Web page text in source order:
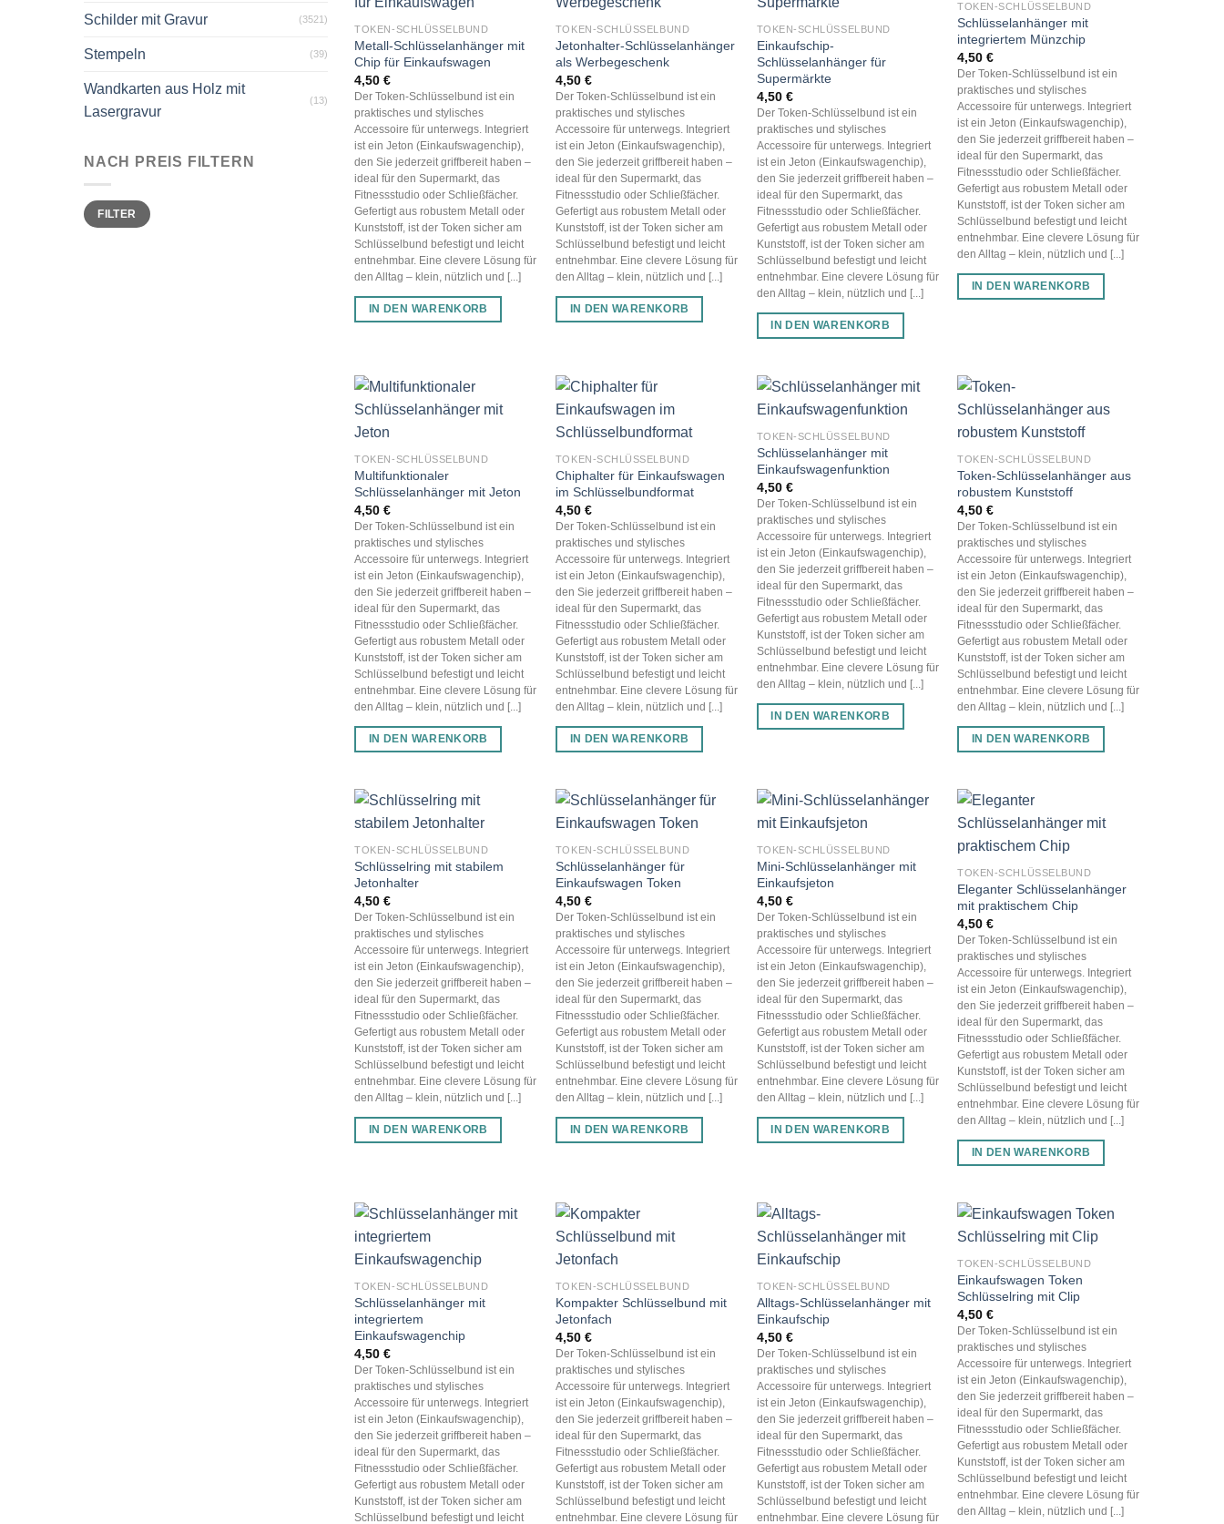
Schilder mit Gravur (3521)
Stempeln (39)
Wandkarten aus Holz mit
Lasergravur
(13)
NACH PREIS FILTERN
Min.
Preis
Max.
PreisFILTER
TOKEN-SCHLÜSSELBUND
Metall-Schlüsselanhänger mit
Chip für Einkaufswagen
4,50€
Der Token-Schlüsselbund ist ein
praktisches und stylisches
Accessoire für unterwegs. Integriert
ist ein Jeton (Einkaufswagenchip),
den Sie jederzeit griffbereit haben –
ideal für den Supermarkt, das
Fitnessstudio oder Schließfächer.
Gefertigt aus robustem Metall oder
Kunststoff, ist der Token sicher am
Schlüsselbund befestigt und leicht
entnehmbar. Eine clevere Lösung für
den Alltag – klein, nützlich und [...]
IN DEN WARENKORB
TOKEN-SCHLÜSSELBUND
Jetonhalter-Schlüsselanhänger
als Werbegeschenk
4,50 €
Der Token-Schlüsselbund ist ein
praktisches und stylisches
Accessoire für unterwegs. Integriert
ist ein Jeton (Einkaufswagenchip),
den Sie jederzeit griffbereit haben –
ideal für den Supermarkt, das
Fitnessstudio oder Schließfächer.
Gefertigt aus robustem Metall oder
Kunststoff, ist der Token sicher am
Schlüsselbund befestigt und leicht
entnehmbar. Eine clevere Lösung für
den Alltag – klein, nützlich und [...]
IN DEN WARENKORB
TOKEN-SCHLÜSSELBUND
Einkaufschip-
Schlüsselanhänger für
Supermärkte
4,50 €
Der Token-Schlüsselbund ist ein
praktisches und stylisches
Accessoire für unterwegs. Integriert
ist ein Jeton (Einkaufswagenchip),
den Sie jederzeit griffbereit haben –
ideal für den Supermarkt, das
Fitnessstudio oder Schließfächer.
Gefertigt aus robustem Metall oder
Kunststoff, ist der Token sicher am
Schlüsselbund befestigt und leicht
entnehmbar. Eine clevere Lösung für
den Alltag – klein, nützlich und [...]
IN DEN WARENKORB
TOKEN-SCHLÜSSELBUND
Schlüsselanhänger mit
integriertem Münzchip
4,50€
Der Token-Schlüsselbund ist ein
praktisches und stylisches
Accessoire für unterwegs. Integriert
ist ein Jeton (Einkaufswagenchip),
den Sie jederzeit griffbereit haben –
ideal für den Supermarkt, das
Fitnessstudio oder Schließfächer.
Gefertigt aus robustem Metall oder
Kunststoff, ist der Token sicher am
Schlüsselbund befestigt und leicht
entnehmbar. Eine clevere Lösung für
den Alltag – klein, nützlich und [...]
IN DEN WARENKORB
TOKEN-SCHLÜSSELBUND
Multifunktionaler
Schlüsselanhänger mit Jeton
4,50€
Der Token-Schlüsselbund ist ein
praktisches und stylisches
Accessoire für unterwegs. Integriert
ist ein Jeton (Einkaufswagenchip),
den Sie jederzeit griffbereit haben –
ideal für den Supermarkt, das
Fitnessstudio oder Schließfächer.
Gefertigt aus robustem Metall oder
Kunststoff, ist der Token sicher am
Schlüsselbund befestigt und leicht
entnehmbar. Eine clevere Lösung für
den Alltag – klein, nützlich und [...]
IN DEN WARENKORB
TOKEN-SCHLÜSSELBUND
Chiphalter für Einkaufswagen
im Schlüsselbundformat
4,50 €
Der Token-Schlüsselbund ist ein
praktisches und stylisches
Accessoire für unterwegs. Integriert
ist ein Jeton (Einkaufswagenchip),
den Sie jederzeit griffbereit haben –
ideal für den Supermarkt, das
Fitnessstudio oder Schließfächer.
Gefertigt aus robustem Metall oder
Kunststoff, ist der Token sicher am
Schlüsselbund befestigt und leicht
entnehmbar. Eine clevere Lösung für
den Alltag – klein, nützlich und [...]
IN DEN WARENKORB
TOKEN-SCHLÜSSELBUND
Schlüsselanhänger mit
Einkaufswagenfunktion
4,50 €
Der Token-Schlüsselbund ist ein
praktisches und stylisches
Accessoire für unterwegs. Integriert
ist ein Jeton (Einkaufswagenchip),
den Sie jederzeit griffbereit haben –
ideal für den Supermarkt, das
Fitnessstudio oder Schließfächer.
Gefertigt aus robustem Metall oder
Kunststoff, ist der Token sicher am
Schlüsselbund befestigt und leicht
entnehmbar. Eine clevere Lösung für
den Alltag – klein, nützlich und [...]
IN DEN WARENKORB
TOKEN-SCHLÜSSELBUND
Token-Schlüsselanhänger aus
robustem Kunststoff
4,50€
Der Token-Schlüsselbund ist ein
praktisches und stylisches
Accessoire für unterwegs. Integriert
ist ein Jeton (Einkaufswagenchip),
den Sie jederzeit griffbereit haben –
ideal für den Supermarkt, das
Fitnessstudio oder Schließfächer.
Gefertigt aus robustem Metall oder
Kunststoff, ist der Token sicher am
Schlüsselbund befestigt und leicht
entnehmbar. Eine clevere Lösung für
den Alltag – klein, nützlich und [...]
IN DEN WARENKORB
TOKEN-SCHLÜSSELBUND
Schlüsselring mit stabilem
Jetonhalter
4,50€
Der Token-Schlüsselbund ist ein
praktisches und stylisches
Accessoire für unterwegs. Integriert
ist ein Jeton (Einkaufswagenchip),
den Sie jederzeit griffbereit haben –
ideal für den Supermarkt, das
Fitnessstudio oder Schließfächer.
Gefertigt aus robustem Metall oder
Kunststoff, ist der Token sicher am
Schlüsselbund befestigt und leicht
entnehmbar. Eine clevere Lösung für
den Alltag – klein, nützlich und [...]
IN DEN WARENKORB
TOKEN-SCHLÜSSELBUND
Schlüsselanhänger für
Einkaufswagen Token
4,50 €
Der Token-Schlüsselbund ist ein
praktisches und stylisches
Accessoire für unterwegs. Integriert
ist ein Jeton (Einkaufswagenchip),
den Sie jederzeit griffbereit haben –
ideal für den Supermarkt, das
Fitnessstudio oder Schließfächer.
Gefertigt aus robustem Metall oder
Kunststoff, ist der Token sicher am
Schlüsselbund befestigt und leicht
entnehmbar. Eine clevere Lösung für
den Alltag – klein, nützlich und [...]
IN DEN WARENKORB
TOKEN-SCHLÜSSELBUND
Mini-Schlüsselanhänger mit
Einkaufsjeton
4,50 €
Der Token-Schlüsselbund ist ein
praktisches und stylisches
Accessoire für unterwegs. Integriert
ist ein Jeton (Einkaufswagenchip),
den Sie jederzeit griffbereit haben –
ideal für den Supermarkt, das
Fitnessstudio oder Schließfächer.
Gefertigt aus robustem Metall oder
Kunststoff, ist der Token sicher am
Schlüsselbund befestigt und leicht
entnehmbar. Eine clevere Lösung für
den Alltag – klein, nützlich und [...]
IN DEN WARENKORB
TOKEN-SCHLÜSSELBUND
Eleganter Schlüsselanhänger
mit praktischem Chip
4,50€
Der Token-Schlüsselbund ist ein
praktisches und stylisches
Accessoire für unterwegs. Integriert
ist ein Jeton (Einkaufswagenchip),
den Sie jederzeit griffbereit haben –
ideal für den Supermarkt, das
Fitnessstudio oder Schließfächer.
Gefertigt aus robustem Metall oder
Kunststoff, ist der Token sicher am
Schlüsselbund befestigt und leicht
entnehmbar. Eine clevere Lösung für
den Alltag – klein, nützlich und [...]
IN DEN WARENKORB
TOKEN-SCHLÜSSELBUND
Schlüsselanhänger mit
integriertem
Einkaufswagenchip
4,50€
Der Token-Schlüsselbund ist ein
praktisches und stylisches
Accessoire für unterwegs. Integriert
ist ein Jeton (Einkaufswagenchip),
den Sie jederzeit griffbereit haben –
ideal für den Supermarkt, das
Fitnessstudio oder Schließfächer.
Gefertigt aus robustem Metall oder
Kunststoff, ist der Token sicher am
Schlüsselbund befestigt und leicht
TOKEN-SCHLÜSSELBUND
Kompakter Schlüsselbund mit
Jetonfach
4,50 €
Der Token-Schlüsselbund ist ein
praktisches und stylisches
Accessoire für unterwegs. Integriert
ist ein Jeton (Einkaufswagenchip),
den Sie jederzeit griffbereit haben –
ideal für den Supermarkt, das
Fitnessstudio oder Schließfächer.
Gefertigt aus robustem Metall oder
Kunststoff, ist der Token sicher am
Schlüsselbund befestigt und leicht
entnehmbar. Eine clevere Lösung für
TOKEN-SCHLÜSSELBUND
Alltags-Schlüsselanhänger mit
Einkaufschip
4,50 €
Der Token-Schlüsselbund ist ein
praktisches und stylisches
Accessoire für unterwegs. Integriert
ist ein Jeton (Einkaufswagenchip),
den Sie jederzeit griffbereit haben –
ideal für den Supermarkt, das
Fitnessstudio oder Schließfächer.
Gefertigt aus robustem Metall oder
Kunststoff, ist der Token sicher am
Schlüsselbund befestigt und leicht
entnehmbar. Eine clevere Lösung für
TOKEN-SCHLÜSSELBUND
Einkaufswagen Token
Schlüsselring mit Clip
4,50€
Der Token-Schlüsselbund ist ein
praktisches und stylisches
Accessoire für unterwegs. Integriert
ist ein Jeton (Einkaufswagenchip),
den Sie jederzeit griffbereit haben –
ideal für den Supermarkt, das
Fitnessstudio oder Schließfächer.
Gefertigt aus robustem Metall oder
Kunststoff, ist der Token sicher am
Schlüsselbund befestigt und leicht
entnehmbar. Eine clevere Lösung für
den Alltag – klein, nützlich und [...]